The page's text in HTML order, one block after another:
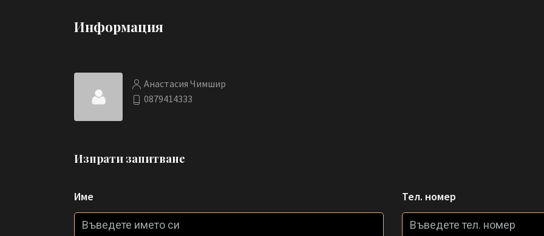
Информация
Анастасия Чимшир
0879414333
Изпрати запитване
Име Тел. номер